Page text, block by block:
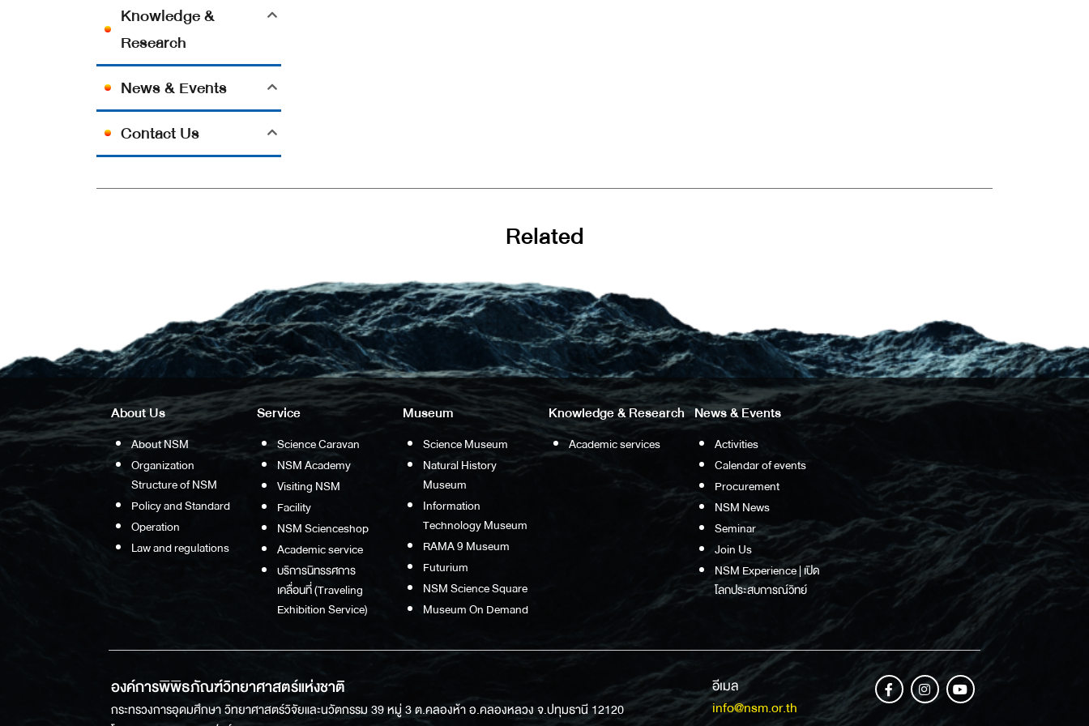
Knowledge &
Research
News & Events
Contact Us
Related
About Us
About NSM
Organization
Structure of NSM
Policy and Standard
Operation
Law and regulations
Service
Science Caravan
NSM Academy
Visiting NSM
Facility
NSM Scienceshop
Academic service
บริการนิทรรศการ
เคลื่อนที่ (Traveling
Exhibition Service)
Museum
Science Museum
Natural History
Museum
Information
Technology Museum
RAMA 9 Museum
Futurium
NSM Science Square
Museum On Demand
Knowledge & Research
Academic services
News & Events
Activities
Calendar of events
Procurement
NSM News
Seminar
Join Us
NSM Experience | เปิด
โลกประสบการณ์วิทย์
องค์การพิพิธภัณฑ์วิทยาศาสตร์แห่งชาติ
กระทรวงการอุดมศึกษา วิทยาศาสตร์วิจัยและนวัตกรรม 39 หมู่ 3 ต.คลองห้า อ.คลองหลวง จ.ปทุมธานี 12120
อีเมล
info@nsm.or.th